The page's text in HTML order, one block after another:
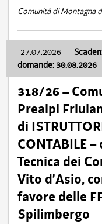
Comunità di Montagna
27.07.2026 -
domande: 30.08.2026
318/26 –
Prealpi
di
CONTABILE –
Tecnica dei
Vito d’Asio,
favore delle
Spilimbergo